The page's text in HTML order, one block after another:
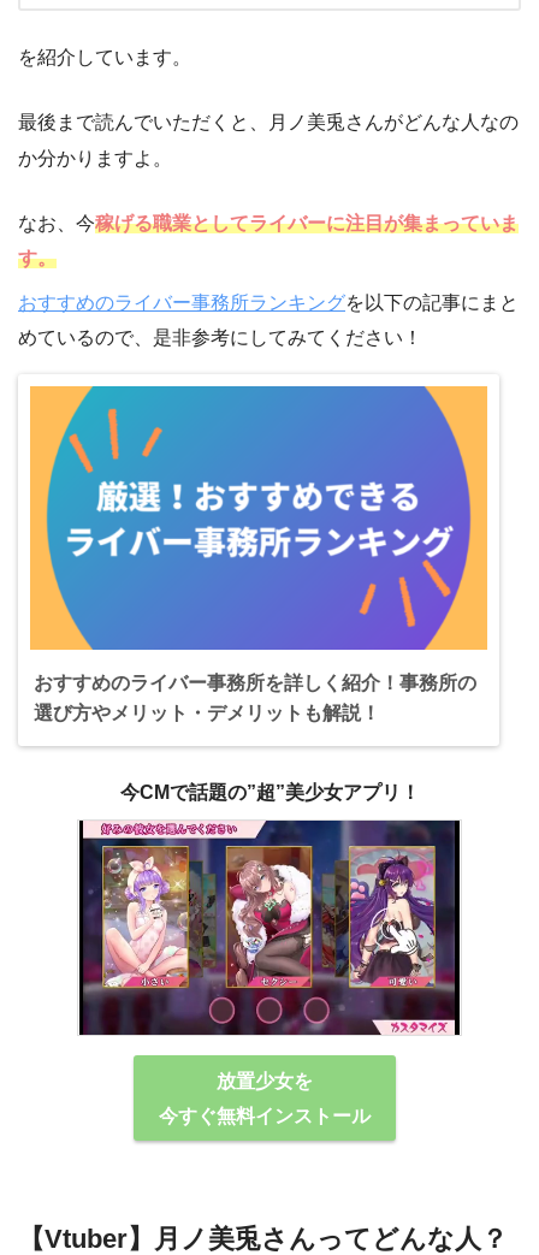
を紹介しています。
最後まで読んでいただくと、月ノ美兎さんがどんな人なの
か分かりますよ。
なお、今稼げる職業としてライバーに注目が集まっていま
す。
おすすめのライバー事務所ランキングを以下の記事にまと
めているので、是非参考にしてみてください！
おすすめのライバー事務所を詳しく紹介！事務所の
選び方やメリット・デメリットも解説！
今CMで話題の”超”美少女アプリ！
放置少女を
今すぐ無料インストール
【Vtuber】月ノ美兎さんってどんな⼈？